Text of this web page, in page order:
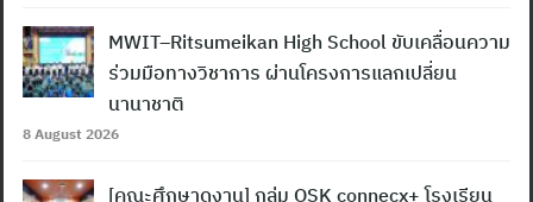
MWIT–Ritsumeikan High School ขับเคลื่อนความ
ร่วมมือทางวิชาการ ผ่านโครงการแลกเปลี่ยน
นานาชาติ
8 August 2026
[คณะศึกษาดูงาน] กลุ่ม OSK connecx+ โรงเรียน